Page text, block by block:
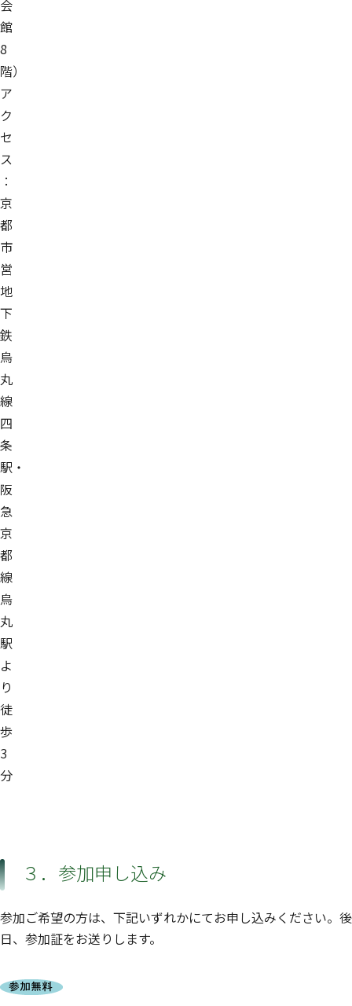
会
館
8
階）
ア
ク
セ
ス
：
京
都
市
営
地
下
鉄
烏
丸
線
四
条
駅・
阪
急
京
都
線
烏
丸
駅
よ
り
徒
歩
3
分
３．参加申し込み
参加ご希望の方は、下記いずれかにてお申し込みください。後
日、参加証をお送りします。